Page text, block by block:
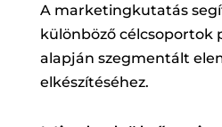
A marketingkutatás
különböző célcsoportok
alapján szegmentált
elkészítéséhez.